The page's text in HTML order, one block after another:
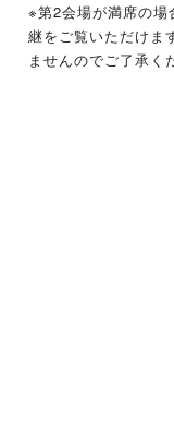
※第2会場が満席の場
継をご覧いただけま
ませんのでご了承く